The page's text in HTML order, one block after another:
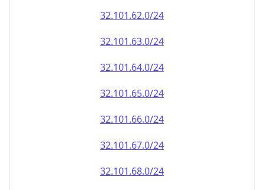
32.101.62.0/24
32.101.63.0/24
32.101.64.0/24
32.101.65.0/24
32.101.66.0/24
32.101.67.0/24
32.101.68.0/24